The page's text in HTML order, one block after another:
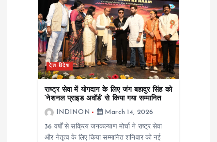
देश-विदेश
राष्ट्र सेवा में योगदान के लिए जंग बहादुर सिंह को
‘नेशनल प्राइड अवॉर्ड’ से किया गया सम्मानित
INDINON
March 14, 2026
36 वर्षों से सक्रिय जनकल्याण मोर्चा ने राष्ट्र सेवा
और नेतृत्व के लिए किया सम्मानित शनिवार को नई